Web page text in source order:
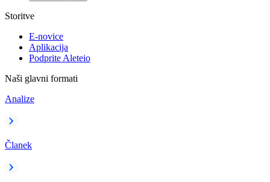
Storitve
E-novice
Aplikacija
Podprite Aleteio
Naši glavni formati
Analize
Članek